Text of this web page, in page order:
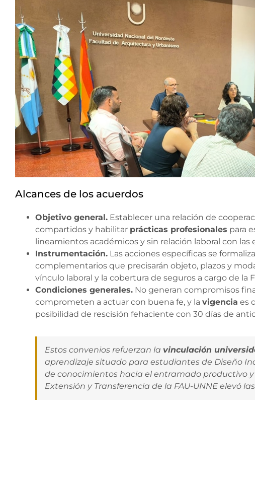
Alcances de los acuerdos
Objetivo general.Establecer una relación de
compartidos y habilitar prácticas profesionales para
lineamientos académicos y sin relación laboral con las
Instrumentación.Las acciones específicas se
complementarios que precisarán objeto, plazos y
vínculo laboral y la cobertura de seguros a cargo de la
Condiciones generales.No generan compromisos
comprometen a actuar con buena fe, y la vigencia es
posibilidad de rescisión fehaciente con 30 días de
Estos convenios refuerzan la vinculación
aprendizaje situado para estudiantes de Diseño
de conocimientos hacia el entramado productivo y
Extensión y Transferencia de la FAU-UNNE elevó